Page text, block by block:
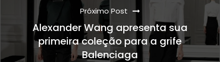
Próximo Post
Alexander Wang apresenta sua
primeira coleção para a grife
Balenciaga